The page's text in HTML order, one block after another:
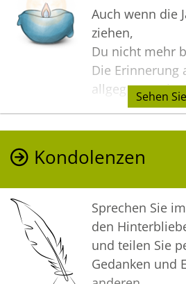
Auch wenn die
ziehen,
Du nicht mehr
Die Erinnerung
allgegenwärtig.
Vergessen
Sehen
Kondolenzen
Sprechen Sie
den
und teilen Sie
Gedanken und